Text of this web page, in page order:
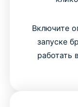
Включите
запуске
работать